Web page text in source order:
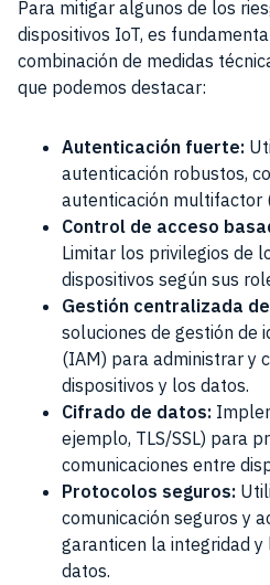
Para mitigar algunos de los
dispositivos IoT, es
combinación de medidas
que podemos destacar:
Autenticación fuerte:
autenticación robustos,
autenticación multifactor
Control de acceso
Limitar los privilegios de
dispositivos según sus
Gestión centralizada
soluciones de gestión de
(IAM) para administrar y
dispositivos y los datos.
Cifrado de datos:
ejemplo, TLS/SSL) para
comunicaciones entre
Protocolos seguros:
comunicación seguros y
garanticen la integridad
datos.